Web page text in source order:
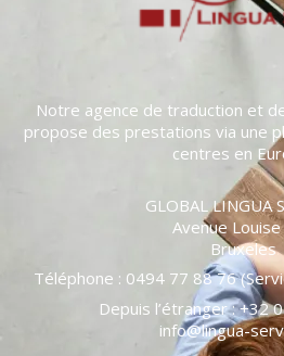
Notre agence de traduction et
propose des prestations via une
centres en
GLOBAL LINGUA
Avenue
Bruxeles
Téléphone : 0494 77 88 76
Depuis l’étranger : +32
info@lingua-